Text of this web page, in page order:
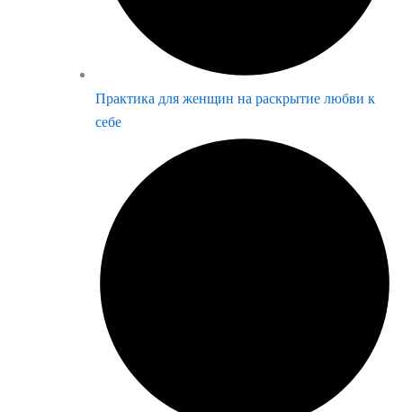
Практика для женщин на раскрытие любви к
себе